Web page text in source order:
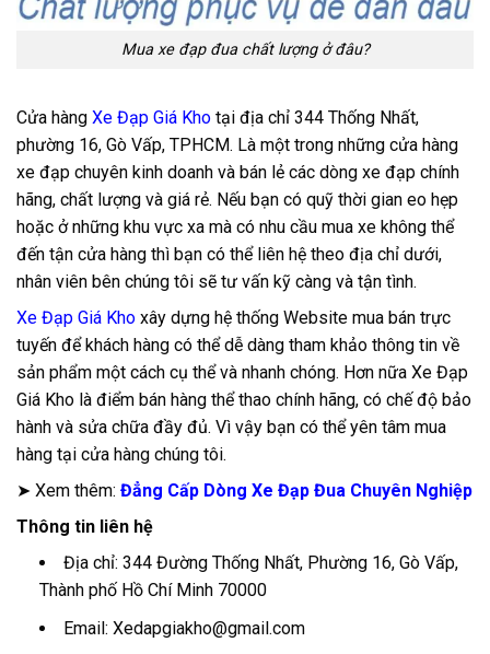
Mua xe đạp đua chất lượng ở đâu?
Cửa hàng Xe Đạp Giá Kho tại địa chỉ 344 Thống Nhất,
phường 16, Gò Vấp, TPHCM. Là một trong những cửa hàng
xe đạp chuyên kinh doanh và bán lẻ các dòng xe đạp chính
hãng, chất lượng và giá rẻ. Nếu bạn có quỹ thời gian eo hẹp
hoặc ở những khu vực xa mà có nhu cầu mua xe không thể
đến tận cửa hàng thì bạn có thể liên hệ theo địa chỉ dưới,
nhân viên bên chúng tôi sẽ tư vấn kỹ càng và tận tình.
Xe Đạp Giá Kho xây dựng hệ thống Website mua bán trực
tuyến để khách hàng có thể dễ dàng tham khảo thông tin về
sản phẩm một cách cụ thể và nhanh chóng. Hơn nữa Xe Đạp
Giá Kho là điểm bán hàng thể thao chính hãng, có chế độ bảo
hành và sửa chữa đầy đủ. Vì vậy bạn có thể yên tâm mua
hàng tại cửa hàng chúng tôi.
➤ Xem thêm: Đẳng Cấp Dòng Xe Đạp Đua Chuyên Nghiệp
Thông tin liên hệ
Địa chỉ: 344 Đường Thống Nhất, Phường 16, Gò Vấp,
Thành phố Hồ Chí Minh 70000
Email: Xedapgiakho@gmail.com